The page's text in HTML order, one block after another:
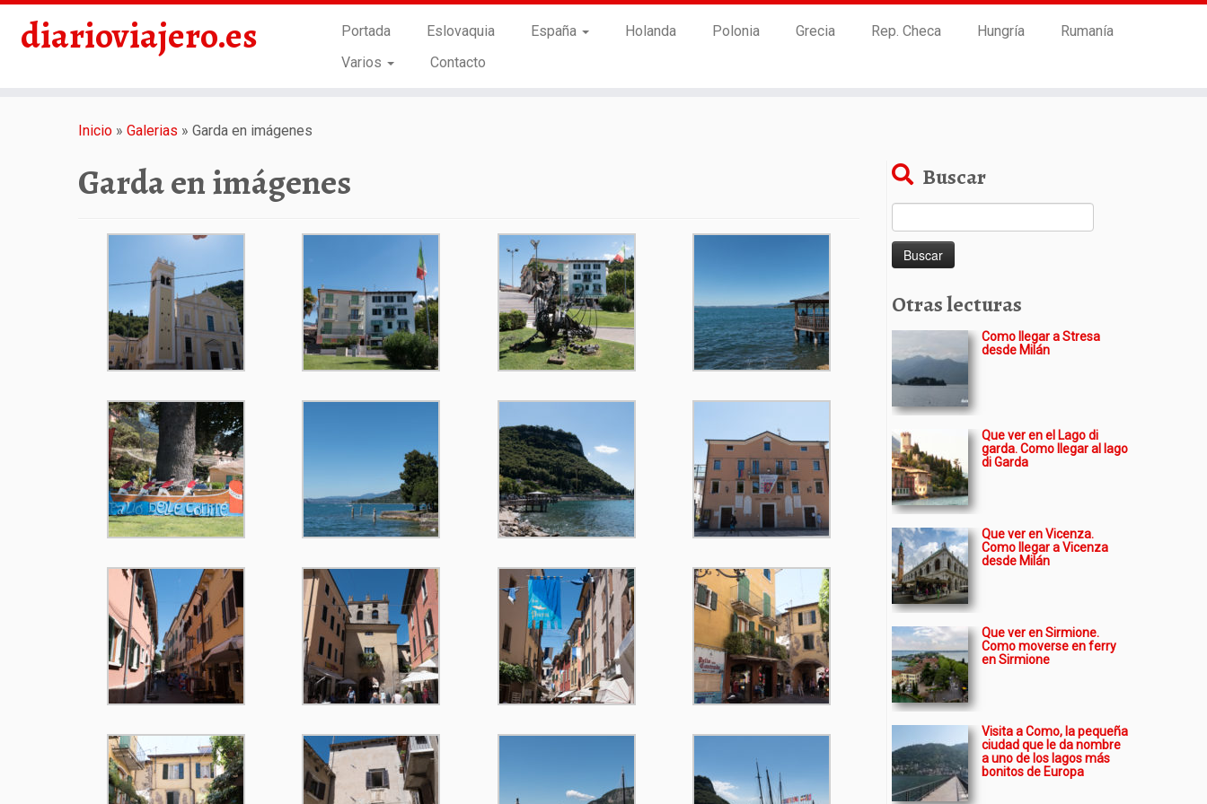
diarioviajero.es Portada Eslovaquia España Holanda Polonia Grecia Rep. Checa Hungría
Rumanía
Varios
Contacto
Inicio » Galerias » Garda en imágenes
Garda en imágenes Buscar
Otras lecturas
Como llegar a Stresa
desde Milán
Que ver en el Lago di
garda. Como llegar al lago
di Garda
Que ver en Vicenza.
Como llegar a Vicenza
desde Milán
Que ver en Sirmione.
Como moverse en ferry
en Sirmione
Visita a Como, la pequeña
ciudad que le da nombre
a uno de los lagos más
bonitos de Europa